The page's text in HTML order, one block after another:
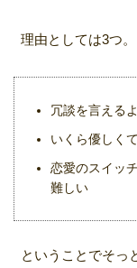
理由としては3つ。
冗談を言える
いくら優しく
恋愛のスイッ
難しい
ということでそっ